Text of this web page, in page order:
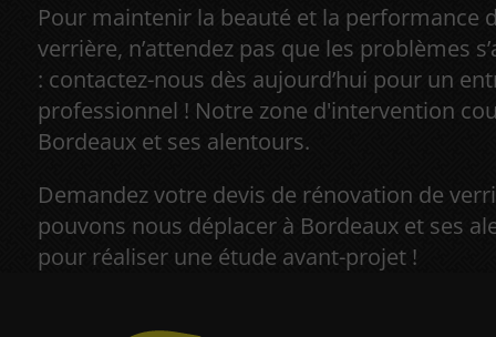
Pour maintenir la beauté et la performance
verrière, n’attendez pas que les problèmes
: contactez-nous dès aujourd’hui pour un
professionnel ! Notre zone d'intervention
Bordeaux et ses alentours.
Demandez votre devis de rénovation de
pouvons nous déplacer à Bordeaux et ses
pour réaliser une étude avant-projet !